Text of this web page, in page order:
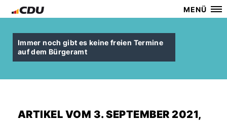
MENÜ
Immer noch gibt es keine freien Termine
auf dem Bürgeramt
ARTIKEL VOM 3. SEPTEMBER 2021,